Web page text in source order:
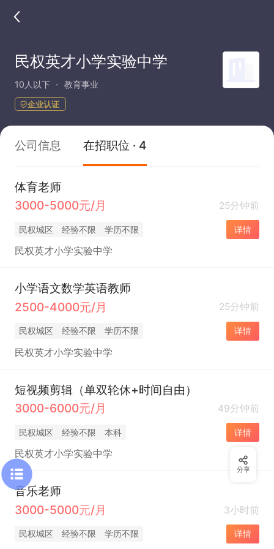
民权英才小学实验中学
10人以下 教育事业
企业认证
公司信息 在招职位 · 4
体育老师
3000-5000元/月
25分钟前
民权城区 经验不限 学历不限 详情
民权英才小学实验中学
小学语文数学英语教师
2500-4000元/月
25分钟前
民权城区 经验不限 学历不限 详情
民权英才小学实验中学
短视频剪辑（单双轮休+时间自由）
3000-6000元/月
49分钟前
民权城区 经验不限 本科 详情
民权英才小学实验中学
音乐老师
3000-5000元/月
3小时前
民权城区 经验不限 学历不限 详情
分享